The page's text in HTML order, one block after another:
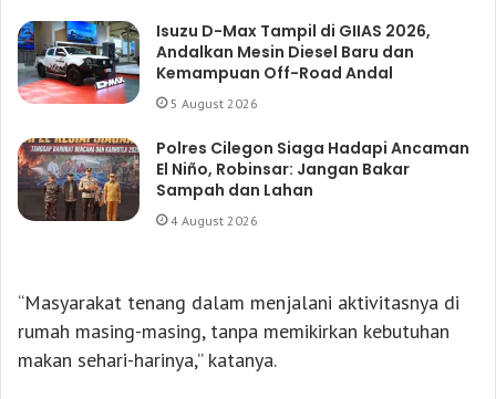
Isuzu D-Max Tampil di GIIAS 2026,
Andalkan Mesin Diesel Baru dan
Kemampuan Off-Road Andal
5 August 2026
Polres Cilegon Siaga Hadapi Ancaman
El Niño, Robinsar: Jangan Bakar
Sampah dan Lahan
4 August 2026
“Masyarakat tenang dalam menjalani aktivitasnya di
rumah masing-masing, tanpa memikirkan kebutuhan
makan sehari-harinya,” katanya.